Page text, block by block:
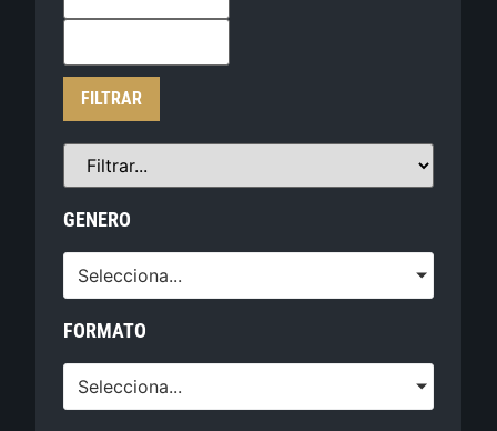
FILTRAR
GENERO
Selecciona...
FORMATO
Selecciona...